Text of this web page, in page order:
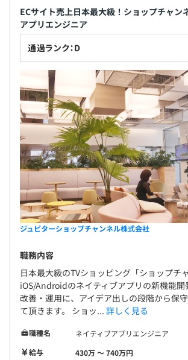
ECサイト売上日本最大級！ショップチャン
アプリエンジニア
通過ランク：D
ジュピターショップチャンネル株式会社
職務内容
日本最大級のTVショッピング「ショップチ
iOS/Androidのネイティブアプリの新機能開
改善・運用に、アイデア出しの段階から保
て頂きます。 ショッ... 詳しく見る
職種名
ネイティブアプリエンジニア
給与
430万 〜 740万円